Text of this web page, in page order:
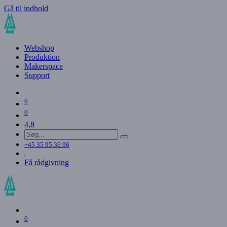
Gå til indhold
Webshop
Produktion
Makerspace
Support
0
0
4,8
+45 35 95 36 96
Få rådgivning
0